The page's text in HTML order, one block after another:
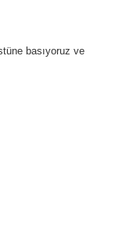
basıyoruz ve